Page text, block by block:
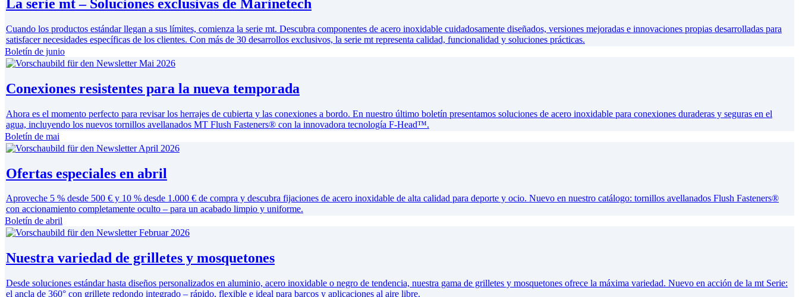
La serie mt – Soluciones exclusivas de Marinetech
Cuando los productos estándar llegan a sus límites, comienza la serie mt. Descubra componentes de acero inoxidable cuidadosamente diseñados, versiones mejoradas e innovaciones propias desarrolladas para
satisfacer necesidades específicas de los clientes. Con más de 30 desarrollos exclusivos, la serie mt representa calidad, funcionalidad y soluciones prácticas.
Boletín de junio
Conexiones resistentes para la nueva temporada
Ahora es el momento perfecto para revisar los herrajes de cubierta y las conexiones a bordo. En nuestro último boletín presentamos soluciones de acero inoxidable para conexiones duraderas y seguras en el
agua, incluyendo los nuevos tornillos avellanados MT Flush Fasteners® con la innovadora tecnología F-Head™.
Boletín de mai
Ofertas especiales en abril
Aproveche 5 % desde 500 € y 10 % desde 1.000 € de compra y descubra fijaciones de acero inoxidable de alta calidad para deporte y ocio. Nuevo en nuestro catálogo: tornillos avellanados Flush Fasteners®
con accionamiento completamente oculto – para un acabado limpio y uniforme.
Boletín de abril
Nuestra variedad de grilletes y mosquetones
Desde soluciones estándar hasta diseños personalizados en aluminio, acero inoxidable o negro de tendencia, nuestra gama de grilletes y mosquetones ofrece la máxima variedad. Nuevo en acción de la mt Serie:
el ancla de 360° con grillete redondo integrado – rápido, flexible e ideal para barcos y aplicaciones al aire libre.